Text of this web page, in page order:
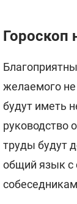
Гороскоп
желаемого
будут иметь
руководство
труды будут
общий язык